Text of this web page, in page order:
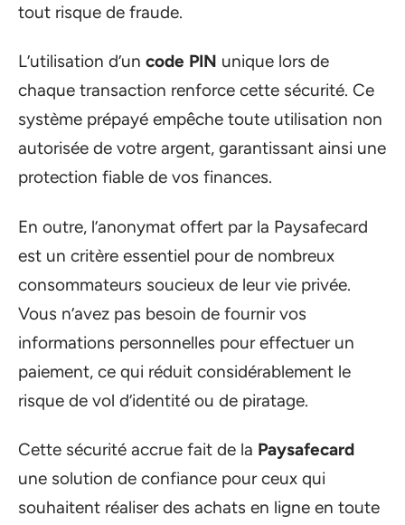
tout risque de fraude.
L’utilisation d’un code PIN unique lors de
chaque transaction renforce cette sécurité. Ce
système prépayé empêche toute utilisation non
autorisée de votre argent, garantissant ainsi une
protection fiable de vos finances.
En outre, l’anonymat offert par la Paysafecard
est un critère essentiel pour de nombreux
consommateurs soucieux de leur vie privée.
Vous n’avez pas besoin de fournir vos
informations personnelles pour effectuer un
paiement, ce qui réduit considérablement le
risque de vol d’identité ou de piratage.
Cette sécurité accrue fait de la Paysafecard
une solution de confiance pour ceux qui
souhaitent réaliser des achats en ligne en toute